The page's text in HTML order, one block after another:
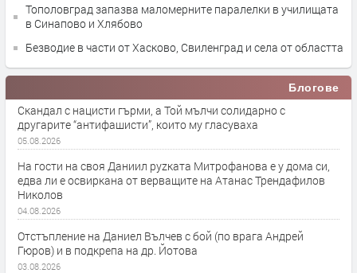
Тополовград запазва маломерните паралелки в училищата
в Синапово и Хлябово
Безводие в части от Хасково, Свиленград и села от областта
Блогове
Скандал с нацисти гърми, а Той мълчи солидарно с
другарите “антифашисти”, които му гласуваха
05.08.2026
На гости на своя Даниил руzката Митрофанова е у дома си,
едва ли е освиркана от верващите на Атанас Трендафилов
Николов
04.08.2026
Отстъпление на Даниел Вълчев с бой (по врага Андрей
Гюров) и в подкрепа на др. Йотова
03.08.2026